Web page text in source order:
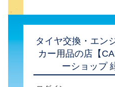
タイヤ交換・エン
カー用品の店【
ーショップ